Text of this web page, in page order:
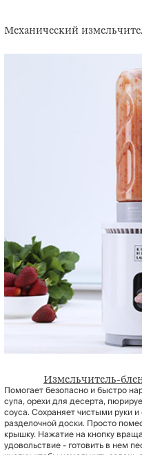
Механический
Измельчитель-
Помогает безопасно и быстро
супа, орехи для десерта,
соуса. Сохраняет чистыми руки
разделочной доски. Просто
крышку. Нажатие на кнопку
удовольствие - готовить в нем